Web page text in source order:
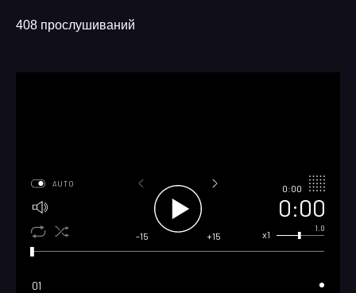
408 прослушиваний
0:00
0:00
1.0
x1
-15 +15
AUTO
01